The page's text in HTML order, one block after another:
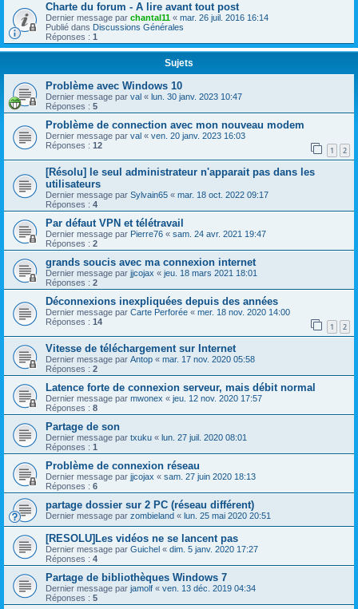
Charte du forum - A lire avant tout post
Dernier message par chantal11 « mar. 26 juil. 2016 16:14
Publié dans Discussions Générales
Réponses : 1
Sujets
Problème avec Windows 10
Dernier message par val « lun. 30 janv. 2023 10:47
Réponses : 5
Problème de connection avec mon nouveau modem
Dernier message par val « ven. 20 janv. 2023 16:03
Réponses : 12 1 2
[Résolu] le seul administrateur n'apparait pas dans les
utilisateurs
Dernier message par Sylvain65 « mar. 18 oct. 2022 09:17
Réponses : 4
Par défaut VPN et télétravail
Dernier message par Pierre76 « sam. 24 avr. 2021 19:47
Réponses : 2
grands soucis avec ma connexion internet
Dernier message par jjcojax « jeu. 18 mars 2021 18:01
Réponses : 2
Déconnexions inexpliquées depuis des années
Dernier message par Carte Perforée « mer. 18 nov. 2020 14:00
Réponses : 14 1 2
Vitesse de téléchargement sur Internet
Dernier message par Antop « mar. 17 nov. 2020 05:58
Réponses : 2
Latence forte de connexion serveur, mais débit normal
Dernier message par mwonex « jeu. 12 nov. 2020 17:57
Réponses : 8
Partage de son
Dernier message par txuku « lun. 27 juil. 2020 08:01
Réponses : 1
Problème de connexion réseau
Dernier message par jjcojax « sam. 27 juin 2020 18:13
Réponses : 6
partage dossier sur 2 PC (réseau différent)
Dernier message par zombieland « lun. 25 mai 2020 20:51
[RESOLU]Les vidéos ne se lancent pas
Dernier message par Guichel « dim. 5 janv. 2020 17:27
Réponses : 4
Partage de bibliothèques Windows 7
Dernier message par jamolf « ven. 13 déc. 2019 04:34
Réponses : 5